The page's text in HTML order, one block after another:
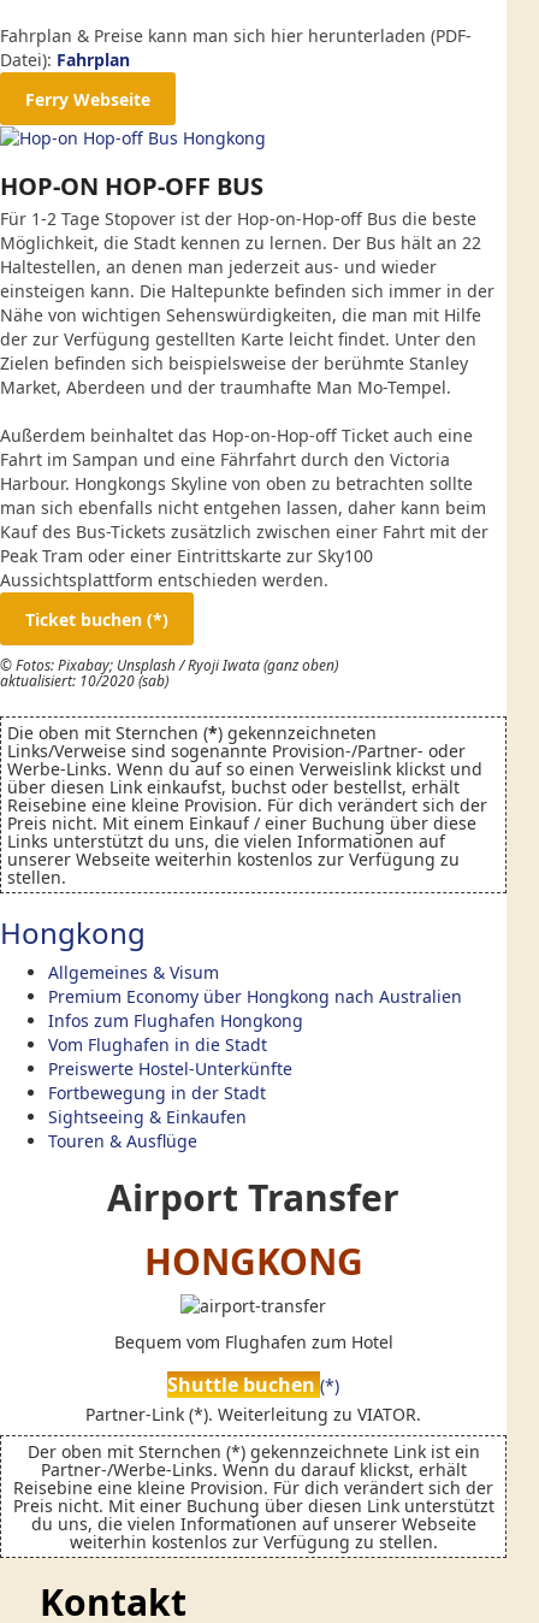
Fahrplan & Preise kann man sich hier herunterladen (PDF-
Datei): Fahrplan
Ferry Webseite
HOP-ON HOP-OFF BUS
Für 1-2 Tage Stopover ist der Hop-on-Hop-off Bus die beste
Möglichkeit, die Stadt kennen zu lernen. Der Bus hält an 22
Haltestellen, an denen man jederzeit aus- und wieder
einsteigen kann. Die Haltepunkte befinden sich immer in der
Nähe von wichtigen Sehenswürdigkeiten, die man mit Hilfe
der zur Verfügung gestellten Karte leicht findet. Unter den
Zielen befinden sich beispielsweise der berühmte Stanley
Market, Aberdeen und der traumhafte Man Mo-Tempel.
Außerdem beinhaltet das Hop-on-Hop-off Ticket auch eine
Fahrt im Sampan und eine Fährfahrt durch den Victoria
Harbour. Hongkongs Skyline von oben zu betrachten sollte
man sich ebenfalls nicht entgehen lassen, daher kann beim
Kauf des Bus-Tickets zusätzlich zwischen einer Fahrt mit der
Peak Tram oder einer Eintrittskarte zur Sky100
Aussichtsplattform entschieden werden.
Ticket buchen
© Fotos: Pixabay; Unsplash / Ryoji Iwata (ganz oben)
aktualisiert: 10/2020 (sab)
Die oben mit Sternchen (*) gekennzeichneten
Links/Verweise sind sogenannte Provision-/Partner- oder
Werbe-Links. Wenn du auf so einen Verweislink klickst und
über diesen Link einkaufst, buchst oder bestellst, erhält
Reisebine eine kleine Provision. Für dich verändert sich der
Preis nicht. Mit einem Einkauf / einer Buchung über diese
Links unterstützt du uns, die vielen Informationen auf
unserer Webseite weiterhin kostenlos zur Verfügung zu
stellen.
Hongkong
Allgemeines & Visum
Premium Economy über Hongkong nach Australien
Infos zum Flughafen Hongkong
Vom Flughafen in die Stadt
Preiswerte Hostel-Unterkünfte
Fortbewegung in der Stadt
Sightseeing & Einkaufen
Touren & Ausflüge
Airport Transfer
HONGKONG
Bequem vom Flughafen zum Hotel
Shuttle buchen
Partner-Link (*). Weiterleitung zu VIATOR.
Der oben mit Sternchen (*) gekennzeichnete Link ist ein
Partner-/Werbe-Links. Wenn du darauf klickst, erhält
Reisebine eine kleine Provision. Für dich verändert sich der
Preis nicht. Mit einer Buchung über diesen Link unterstützt
du uns, die vielen Informationen auf unserer Webseite
weiterhin kostenlos zur Verfügung zu stellen.
Kontakt